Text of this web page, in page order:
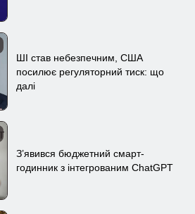
ШІ став небезпечним, США
посилює регуляторний тиск: що
далі
З’явився бюджетний смарт-
годинник з інтегрованим ChatGPT